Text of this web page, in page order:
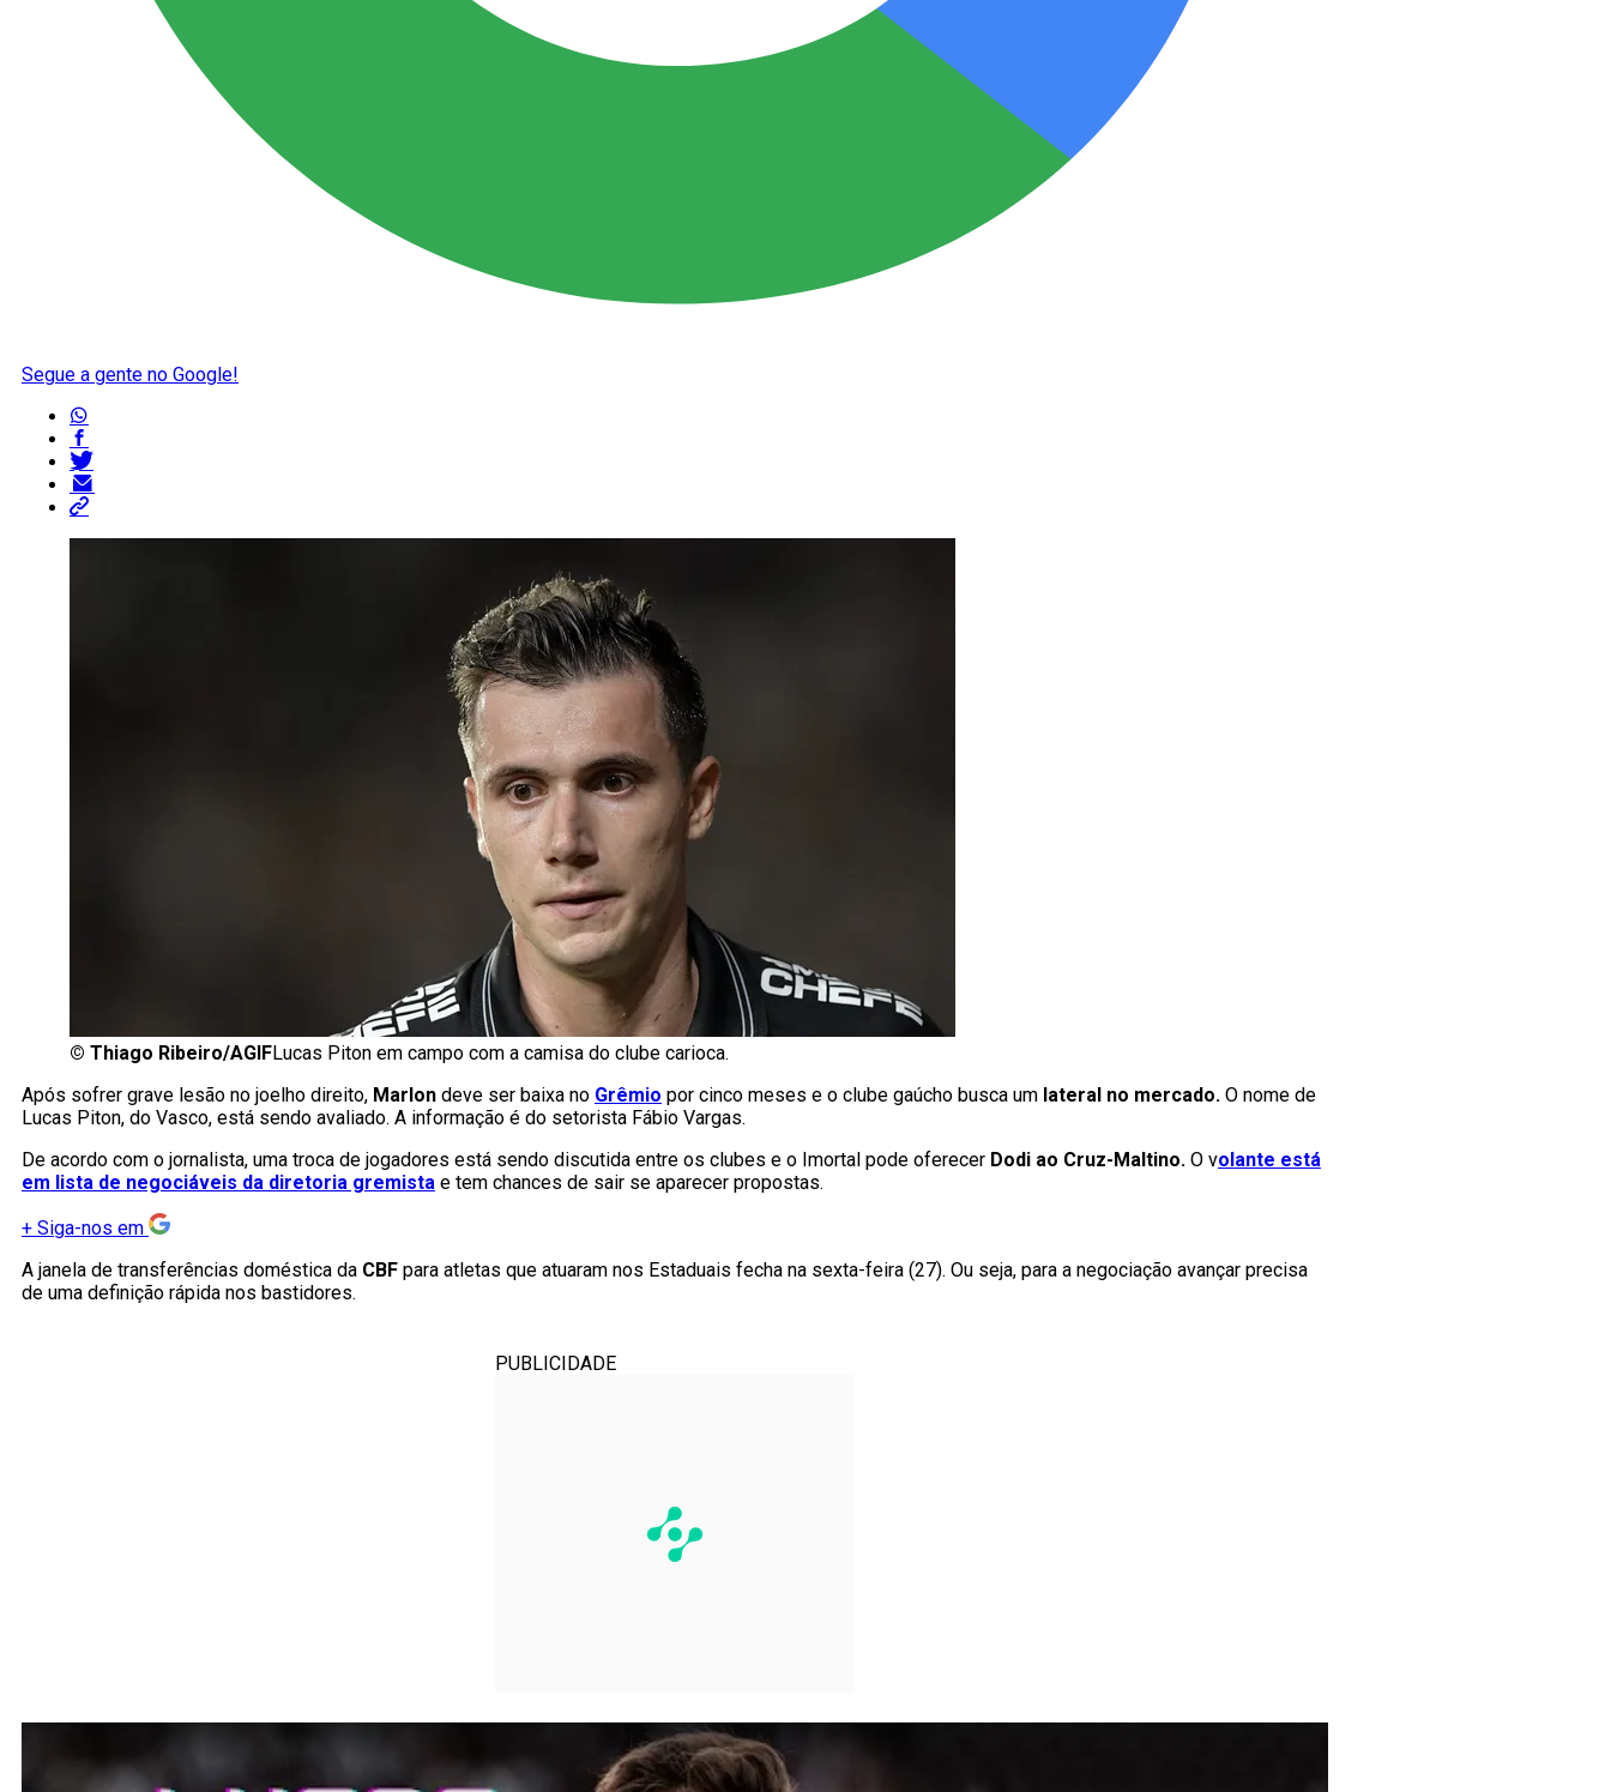
Segue a gente no Google!
© Thiago Ribeiro/AGIFLucas Piton em campo com a camisa do clube carioca.
Após sofrer grave lesão no joelho direito, Marlon deve ser baixa no Grêmio por cinco meses e o clube gaúcho busca um lateral no mercado. O nome de
Lucas Piton, do Vasco, está sendo avaliado. A informação é do setorista Fábio Vargas.
De acordo com o jornalista, uma troca de jogadores está sendo discutida entre os clubes e o Imortal pode oferecer Dodi ao Cruz-Maltino. O volante está
em lista de negociáveis da diretoria gremista e tem chances de sair se aparecer propostas.
+ Siga-nos em
A janela de transferências doméstica da CBF para atletas que atuaram nos Estaduais fecha na sexta-feira (27). Ou seja, para a negociação avançar precisa
de uma definição rápida nos bastidores.
PUBLICIDADE